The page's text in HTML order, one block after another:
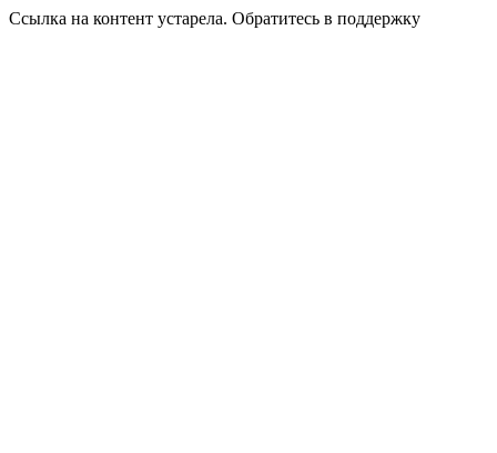
Ссылка на контент устарела. Обратитесь в поддержку